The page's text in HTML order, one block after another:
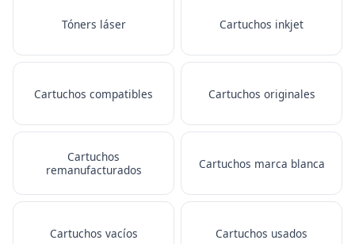
Tóners láser Cartuchos inkjet
Cartuchos compatibles Cartuchos originales
Cartuchos
remanufacturados
Cartuchos marca blanca
Cartuchos vacíos Cartuchos usados